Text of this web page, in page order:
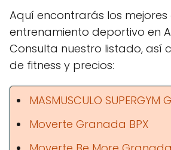
Aquí encontrarás los
entrenamiento deportivo en
Consulta nuestro listado, así
de fitness y precios:
MASMUSCULO
Moverte Granada BPX